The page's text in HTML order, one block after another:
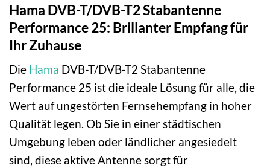
Hama DVB-T/DVB-T2 Stabantenne
Performance 25: Brillanter Empfang für
Ihr Zuhause
Die Hama DVB-T/DVB-T2 Stabantenne
Performance 25 ist die ideale Lösung für alle, die
Wert auf ungestörten Fernsehempfang in hoher
Qualität legen. Ob Sie in einer städtischen
Umgebung leben oder ländlicher angesiedelt
sind, diese aktive Antenne sorgt für